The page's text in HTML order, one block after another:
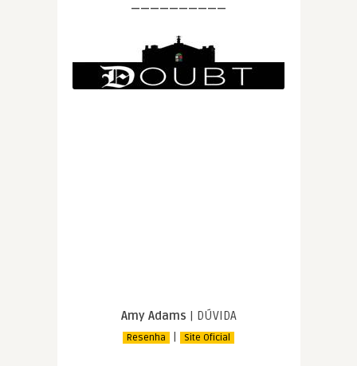
——————————
Amy Adams | DÚVIDA
Resenha | Site Oficial